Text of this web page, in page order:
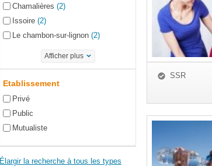
Chamalières (2)
Issoire (2)
Le chambon-sur-lignon (2)
Afficher plus
Etablissement
Privé
Public
Mutualiste
Élargir la recherche à tous les types
SSR